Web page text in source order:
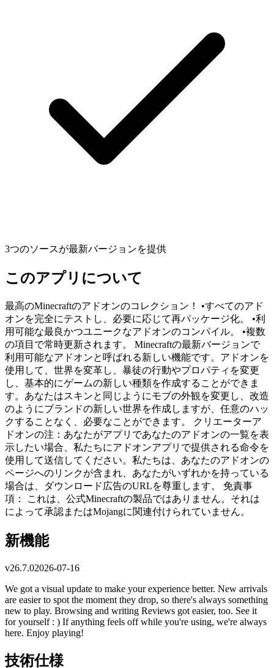
3つのソースが最新バージョンを提供
このアプリについて
最高のMinecraftのアドオンのコレクション！ •すべてのアド
オンを完全にテストし、必要に応じて再パッケージ化。 •利
用可能な最良かつユニークなアドオンのコンパイル。 •複数
の項目で常時更新されます。 Minecraftの最新バージョンで
利用可能なアドオンと呼ばれる新しい機能です。アドオンを
使用して、世界を変革し、暴徒の行動やプロパティを変更
し、基本的にゲームの新しい種類を作成することができま
す。あなたはスキンと同じようにモブの外観を変更し、改造
のようにブランドの新しい世界を作成しますが、任意のハッ
クすることなく、必要なことができます。 クリエーターア
ドオンの注：あなたがアプリであなたのアドオンの一覧を表
示したい場合、私たちにアドオンアプリで提供される命令を
使用して送信してください。私たちは、あなたのアドオンの
ページへのリンクが含まれ、あなたがいずれかを持っている
場合は、ダウンロード広告のURLを尊重します。 免責事
項： これは、公式Minecraftの製品ではありません。それは
によって承認またはMojangに関連付けられていません。
新機能
v26.7.02026-07-16
We got a visual update to make your experience better. New arrivals
are easier to spot the moment they drop, so there's always something
new to play. Browsing and writing Reviews got easier, too. See it
for yourself : ) If anything feels off while you're using, we're always
here. Enjoy playing!
技術仕様